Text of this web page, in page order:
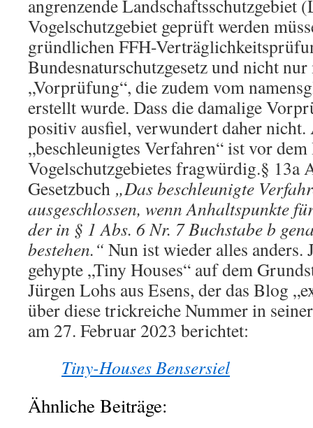
angrenzende
Vogelschutzgebiet geprüft werden
gründlichen FFH-
Bundesnaturschutzgesetz und nicht
„Vorprüfung“, die zudem vom
erstellt wurde. Dass die damalige
positiv ausfiel, verwundert daher nicht.
„beschleunigtes Verfahren“ ist vor
Vogelschutzgebietes fragwürdig.§ 13a
Gesetzbuch „Das beschleunigte
ausgeschlossen, wenn Anhaltspunkte
der in § 1 Abs. 6 Nr. 7 Buchstabe b
bestehen.“ Nun ist wieder alles anders.
gehypte „Tiny Houses“ auf dem
Jürgen Lohs aus Esens, der das Blog
über diese trickreiche Nummer in
am 27. Februar 2023 berichtet:
Tiny-Houses Bensersiel
Ähnliche Beiträge: